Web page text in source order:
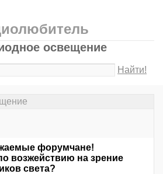
освещение
Найти!
форумчане!
возжействию на зрение
света?